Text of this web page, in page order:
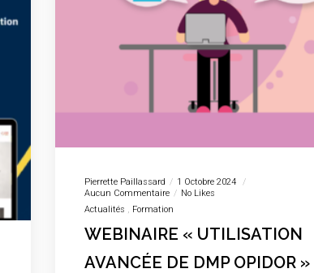
Pierrette Paillassard
1 Octobre 2024
Aucun Commentaire
No Likes
Actualités
Formation
WEBINAIRE « UTILISATION
AVANCÉE DE DMP OPIDOR »